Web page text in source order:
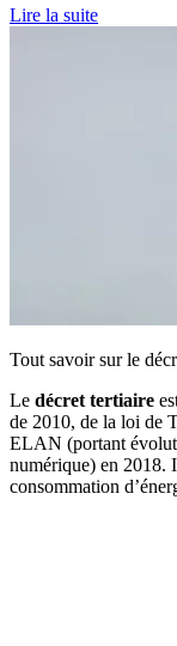
Lire la suite
Tout savoir sur le
Le décret tertiaire
de 2010, de la loi de
ELAN (portant
numérique) en 2018.
consommation